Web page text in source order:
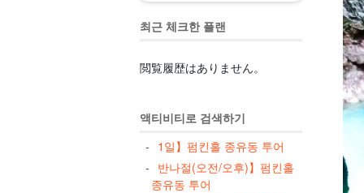
최근 체크한 플랜
閲覧履歴はありません。
액티비티로 검색하기
1일】펌킨홀 종유동 투어
반나절(오전/오후)】펌킨홀
종유동 투어